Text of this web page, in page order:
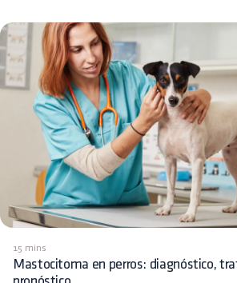
15 mins
Mastocitoma en perros: diagnóstico,